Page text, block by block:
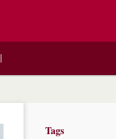
Tags